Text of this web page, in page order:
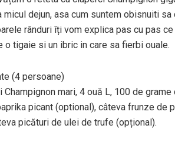
micul dejun, asa cum suntem obisnuiti sa
rânduri îți vom explica pas cu pas
o tigaie si un ibric in care sa fierbi ouale.
(4 persoane)
Champignon mari, 4 ouă L, 100 de
picant (optional), câteva frunze de
picături de ulei de trufe (opțional).